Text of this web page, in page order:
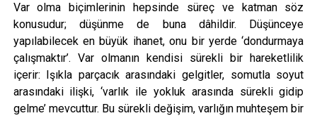
Var olma biçimlerinin hepsinde süreç ve katman söz
konusudur; düşünme de buna dâhildir. Düşünceye
yapılabilecek en büyük ihanet, onu bir yerde ‘dondurmaya
çalışmaktır’. Var olmanın kendisi sürekli bir hareketlilik
içerir: Işıkla parçacık arasındaki gelgitler, somutla soyut
arasındaki ilişki, ‘varlık ile yokluk arasında sürekli gidip
gelme’ mevcuttur. Bu sürekli değişim, varlığın muhteşem bir